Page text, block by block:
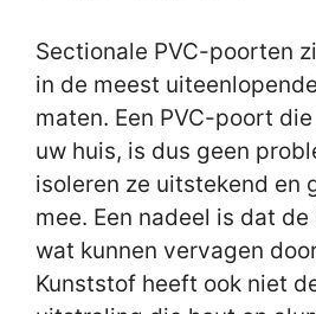
Sectionale PVC-poorten
in de meest
maten. Een PVC-poort
uw huis, is dus geen
isoleren ze uitstekend en
mee. Een nadeel is dat
wat kunnen vervagen
Kunststof heeft ook niet